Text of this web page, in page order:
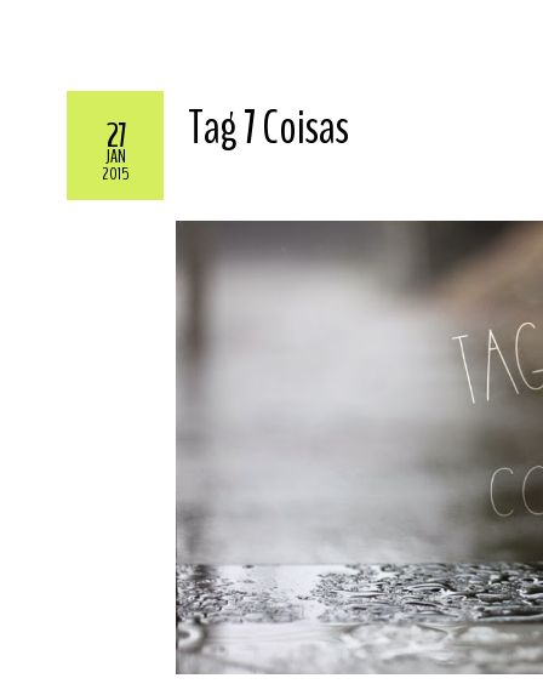
27
JAN
2015
Tag 7 Coisas